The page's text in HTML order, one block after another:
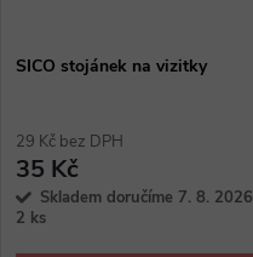
SICO stojánek na vizitky
29 Kč bez DPH
35 Kč
Skladem doručíme 7. 8. 2026
2 ks